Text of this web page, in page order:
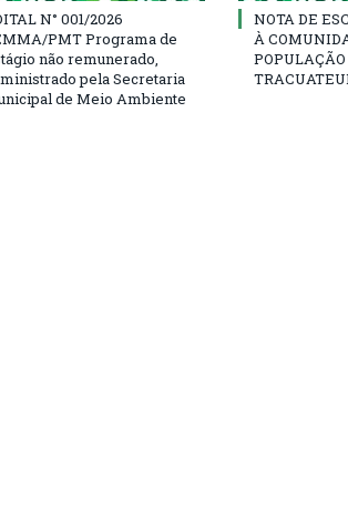
N° 001/2026
PMT Programa de
não remunerado,
pela Secretaria
de Meio Ambiente
NOTA DE
À
POPULAÇÃO